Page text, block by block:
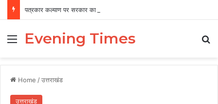
MenuEvening Times
Home /उत्तराखंड
उत्तराखंड